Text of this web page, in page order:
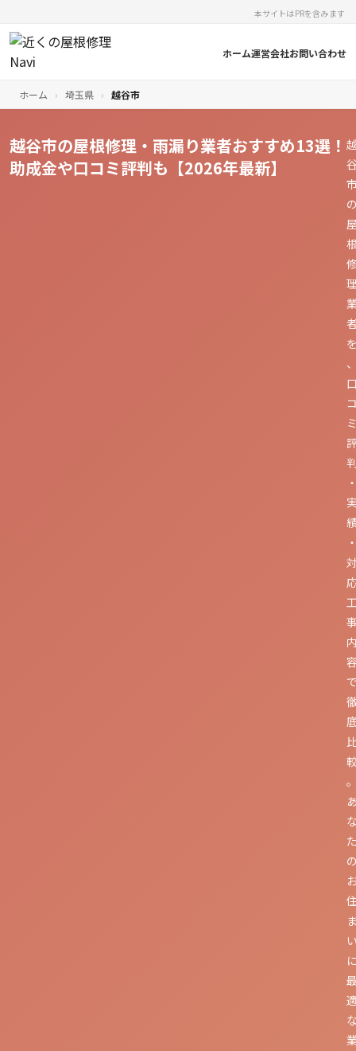
本サイトはPRを含みます
ホーム運営会社お問い合わせ
ホーム › 埼玉県 › 越谷市
越谷市の屋根修理・雨漏り業者おすすめ13選！
助成金や口コミ評判も【2026年最新】